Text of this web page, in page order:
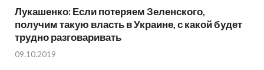
Лукашенко: Если потеряем Зеленского,
получим такую власть в Украине, с какой будет
трудно разговаривать
09.10.2019